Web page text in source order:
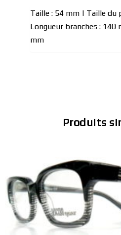
Taille : 54 mm | Taille du
Longueur branches : 140
mm
Produits